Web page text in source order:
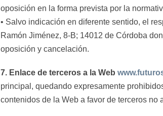
oposición en la forma prevista por la
• Salvo indicación en diferente sentido, el
Ramón Jiménez, 8-B; 14012 de Córdoba
oposición y cancelación.
7. Enlace de terceros a la Web
principal, quedando expresamente
contenidos de la Web a favor de terceros no